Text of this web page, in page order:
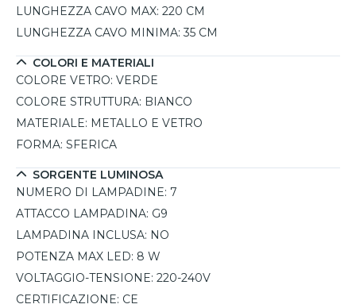
esigenza.
LUNGHEZZA CAVO MAX: 220 CM
LUNGHEZZA CAVO MINIMA: 35 CM
COLORI E MATERIALI
COLORE VETRO: VERDE
COLORE STRUTTURA: BIANCO
MATERIALE: METALLO E VETRO
FORMA: SFERICA
SORGENTE LUMINOSA
NUMERO DI LAMPADINE: 7
ATTACCO LAMPADINA: G9
LAMPADINA INCLUSA: NO
POTENZA MAX LED: 8 W
VOLTAGGIO-TENSIONE: 220-240V
CERTIFICAZIONE: CE